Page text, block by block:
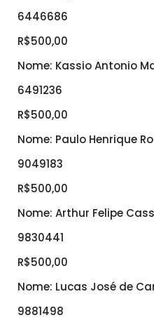
6446686
R$500,00
Nome: Kassio Antonio
6491236
R$500,00
Nome: Paulo Henrique
9049183
R$500,00
Nome: Arthur Felipe
9830441
R$500,00
Nome: Lucas José de
9881498